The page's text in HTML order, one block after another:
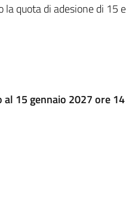
quota di adesione di 15
15 gennaio 2027 ore 14